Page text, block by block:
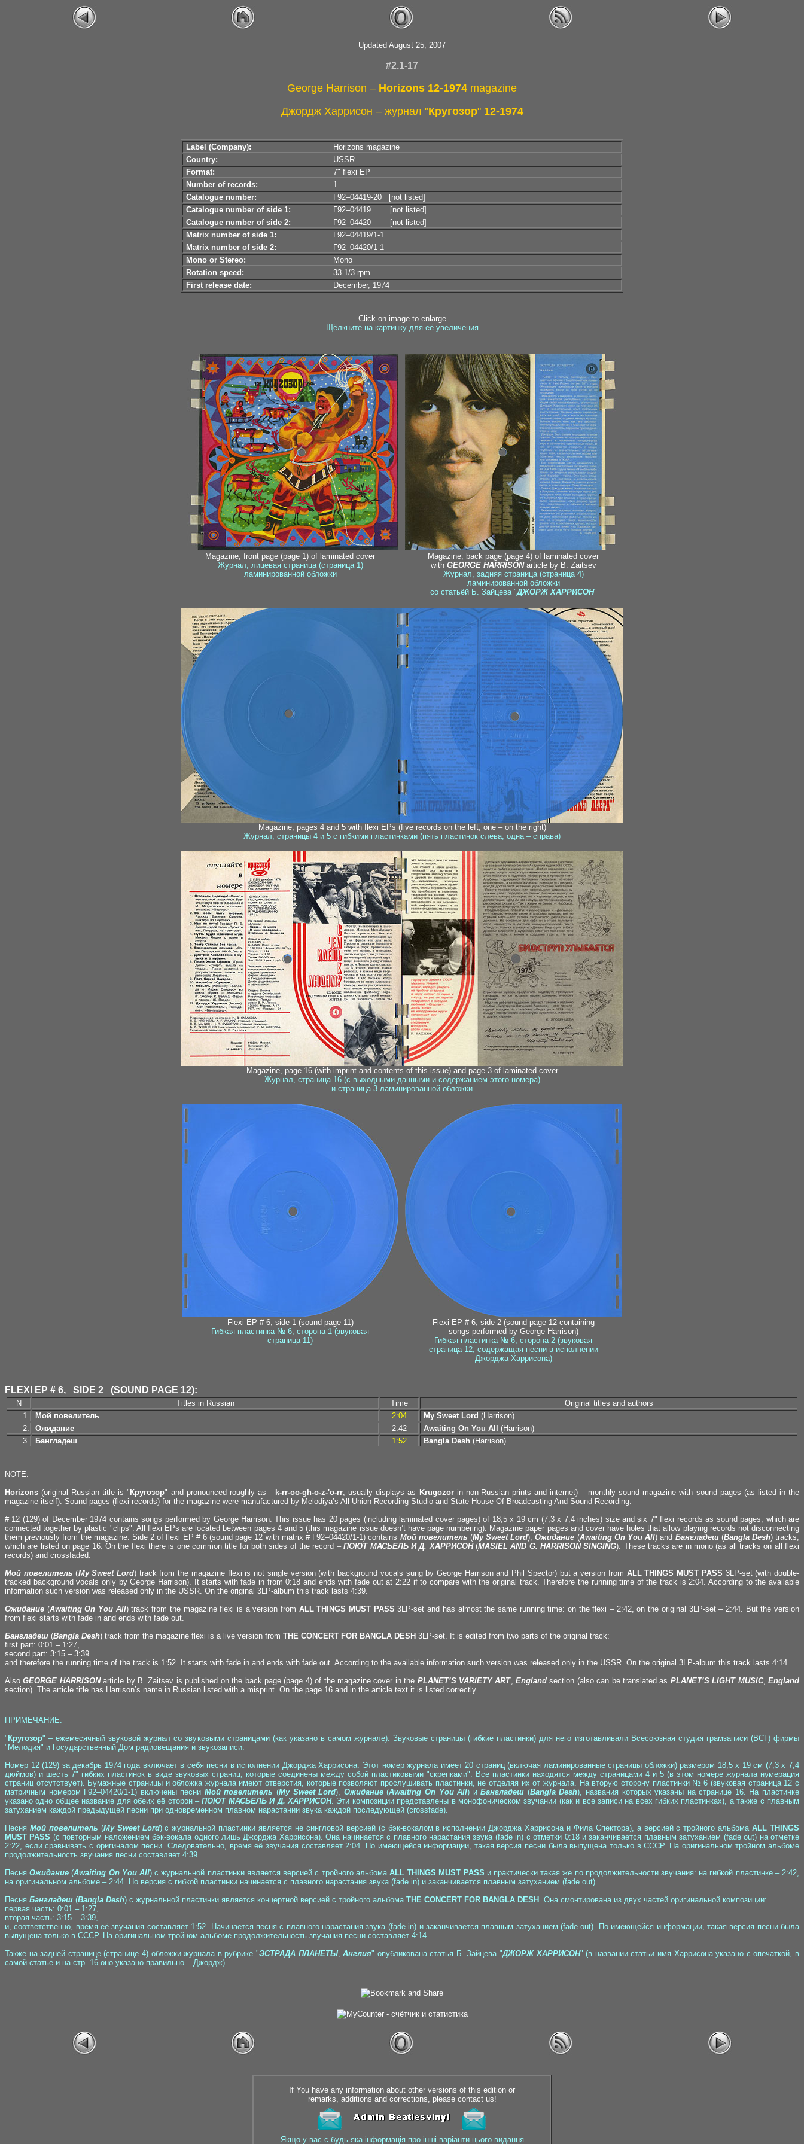
Updated August 25, 2007
#2.1-17
George Harrison – Horizons 12-1974 magazine
Джордж Харрисон – журнал "Кругозор" 12-1974
Label (Company):
Horizons magazine
Country:
USSR
Format:
7" flexi EP
Number of records:
1
Catalogue number:
Г92–04419-20 [not listed]
Catalogue number of side 1:
Г92–04419 [not listed]
Catalogue number of side 2:
Г92–04420 [not listed]
Matrix number of side 1:
Г92–04419/1-1
Matrix number of side 2:
Г92–04420/1-1
Mono or Stereo:
Mono
Rotation speed:
33 1/3 rpm
First release date:
December, 1974
Click on image to enlarge
Щёлкните на картинку для её увеличения
Magazine, front page (page 1) of laminated cover
Журнал, лицевая страница (страница 1)
ламинированной обложки
Magazine, back page (page 4) of laminated cover
with GEORGE HARRISONarticle by B. Zaitsev
Журнал, задняя страница (страница 4)
ламинированной обложки
со статьёй Б. Зайцева "ДЖОРЖ ХАРРИСОН"
Magazine, pages 4 and 5 with flexi EPs (five records on the left, one – on the right)
Журнал, страницы 4 и 5 с гибкими пластинками (пять пластинок слева, одна – справа)
Magazine, page 16 (with imprint and contents of this issue) and page 3 of laminated cover
Журнал, страница 16 (с выходными данными и содержанием этого номера)
и страница 3 ламинированной обложки
Flexi EP # 6, side 1 (sound page 11)
Гибкая пластинка № 6, сторона 1 (звуковая
страница 11)
Flexi EP # 6, side 2 (sound page 12 containing
songs performed by George Harrison)
Гибкая пластинка № 6, сторона 2 (звуковая
страница 12, содержащая песни в исполнении
Джорджа Харрисона)
FLEXI EP # 6, SIDE 2 (SOUND PAGE 12):
N Titles in Russian Time
Original titles and authors
1.
Мой повелитель 2:04 My Sweet Lord (Harrison)
2.
Ожидание 2:42 Awaiting On You All
(Harrison)
3.
Бангладеш 1:52 Bangla Desh (Harrison)
NOTE:
Horizons (original Russian title is " Кругозор" and pronounced roughly as k-rr-oo-gh-o-z-'o-rr, usually displays as Krugozorin non-Russian prints and internet) – monthly sound magazine with sound pages (as listed in the
magazine itself). Sound pages (flexi records) for the magazine were manufactured by Melodiya’s All-Union Recording Studio and State House Of Broadcasting And Sound Recording.
# 12 (129) of December 1974 contains songs performed by George Harrison. This issue has 20 pages (including laminated cover pages) of 18,5 х 19 cm (7,3 х 7,4 inches) size and six 7" flexi records as sound pages, which are
connected together by plastic "clips". All flexi EPs are located between pages 4 and 5 (this magazine issue doesn’t have page numbering). Magazine paper pages and cover have holes that allow playing records not disconnecting
them previously from the magazine. Side 2 of flexi EP # 6 (sound page 12 with matrix # Г92–04420/1-1) contains Мой повелитель (My Sweet Lord),Ожидание (Awaiting On You All) and Бангладеш(Bangla Desh) tracks,
which are listed on page 16. On the flexi there is one common title for both sides of the record –ПОЮТ МАСЬЕЛЬ И Д. ХАРРИСОН(MASIEL AND G. HARRISON SINGING). These tracks are in mono (as all tracks on all flexi
records) and crossfaded.
Мой повелитель (My Sweet Lord) track from the magazine flexi is not single version (with background vocals sung by George Harrison and Phil Spector) but a version from ALL THINGS MUST PASS 3LP-set (with double-
tracked background vocals only by George Harrison). It starts with fade in from 0:18 and ends with fade out at 2:22 if to compare with the original track. Therefore the running time of the track is 2:04. According to the available
information such version was released only in the USSR. On the original 3LP-album this track lasts 4:39.
Ожидание (Awaiting On You All) track from the magazine flexi is a version from ALL THINGS MUST PASS 3LP-set and has almost the same running time: on the flexi – 2:42, on the original 3LP-set – 2:44. But the version
from flexi starts with fade in and ends with fade out.
Бангладеш (Bangla Desh) track from the magazine flexi is a live version from THE CONCERT FOR BANGLA DESH 3LP-set. It is edited from two parts of the original track:
first part: 0:01 – 1:27,
second part: 3:15 – 3:39
and therefore the running time of the track is 1:52. It starts with fade in and ends with fade out. According to the available information such version was released only in the USSR. On the original 3LP-album this track lasts 4:14
AlsoGEORGE HARRISONarticle by B. Zaitsev is published on the back page (page 4) of the magazine cover in the PLANET’S VARIETY ART, Englandsection (also can be translated as PLANET’S LIGHT MUSIC,England
section). The article title has Harrison’s name in Russian listed with a misprint. On the page 16 and in the article text it is listed correctly.
ПРИМЕЧАНИЕ:
" Кругозор" – ежемесячный звуковой журнал со звуковыми страницами (как указано в самом журнале). Звуковые страницы (гибкие пластинки) для него изготавливали Всесоюзная студия грамзаписи (ВСГ) фирмы
"Мелодия" и Государственный Дом радиовещания и звукозаписи.
Номер 12 (129) за декабрь 1974 года включает в себя песни в исполнении Джорджа Харрисона. Этот номер журнала имеет 20 страниц (включая ламинированные страницы обложки) размером 18,5 х 19 см (7,3 х 7,4
дюймов) и шесть 7" гибких пластинок в виде звуковых страниц, которые соединены между собой пластиковыми "скрепками". Все пластинки находятся между страницами 4 и 5 (в этом номере журнала нумерация
страниц отсутствует). Бумажные страницы и обложка журнала имеют отверстия, которые позволяют прослушивать пластинки, не отделяя их от журнала. На вторую сторону пластинки № 6 (звуковая страница 12 с
матричным номером Г92–04420/1-1) включены песни Мой повелитель (My Sweet Lord), Ожидание(Awaiting On You All) иБангладеш (Bangla Desh), названия которых указаны на странице 16. На пластинке
указано одно общее название для обеих её сторон –ПОЮТ МАСЬЕЛЬ И Д. ХАРРИСОН. Эти композиции представлены в монофоническом звучании (как и все записи на всех гибких пластинках), а также c плавным
затуханием каждой предыдущей песни при одновременном плавном нарастании звука каждой последующей (crossfade).
Песня Мой повелитель (My Sweet Lord) с журнальной пластинки является не сингловой версией (с бэк-вокалом в исполнении Джорджа Харрисона и Фила Спектора), а версией с тройного альбомаALL THINGS
MUST PASS (с повторным наложением бэк-вокала одного лишь Джорджа Харрисона). Она начинается с плавного нарастания звука (fade in) с отметки 0:18 и заканчивается плавным затуханием (fade out) на отметке
2:22, если сравнивать с оригиналом песни. Следовательно, время её звучания составляет 2:04. По имеющейся информации, такая версия песни была выпущена только в СССР. На оригинальном тройном альбоме
продолжительность звучания песни составляет 4:39.
ПесняОжидание (Awaiting On You All) с журнальной пластинки является версией с тройного альбома ALL THINGS MUST PASS и практически такая же по продолжительности звучания: на гибкой пластинке – 2:42,
на оригинальном альбоме – 2:44. Но версия с гибкой пластинки начинается с плавного нарастания звука (fade in) и заканчивается плавным затуханием (fade out).
Песня Бангладеш (Bangla Desh) с журнальной пластинки является концертной версией с тройного альбома THE CONCERT FOR BANGLA DESH . Она смонтирована из двух частей оригинальной композиции:
первая часть: 0:01 – 1:27,
вторая часть: 3:15 – 3:39,
и, соответственно, время её звучания составляет 1:52. Начинается песня с плавного нарастания звука (fade in) и заканчивается плавным затуханием (fade out). По имеющейся информации, такая версия песни была
выпущена только в СССР. На оригинальном тройном альбоме продолжительность звучания песни составляет 4:14.
Также на задней странице (странице 4) обложки журнала в рубрике "ЭСТРАДА ПЛАНЕТЫ,Англия" опубликована статья Б. Зайцева "ДЖОРЖ ХАРРИСОН" (в названии статьи имя Харрисона указано с опечаткой, в
самой статье и на стр. 16 оно указано правильно – Джордж).